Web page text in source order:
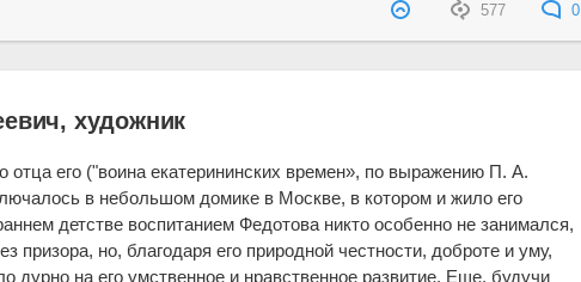
577 0
художник
отца его ("воина екатерининских времен», по выражению П. А.
в небольшом домике в Москве, в котором и жило его
детстве воспитанием Федотова никто особенно не занимался,
призора, но, благодаря его природной честности, доброте и уму,
дурно на его умственное и нравственное развитие. Еще, будучи